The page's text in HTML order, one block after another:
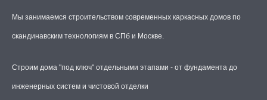
Мы занимаемся строительством современных каркасных домов по
скандинавским технологиям в СПб и Москве.
Строим дома "под ключ" отдельными этапами - от фундамента до
инженерных систем и чистовой отделки